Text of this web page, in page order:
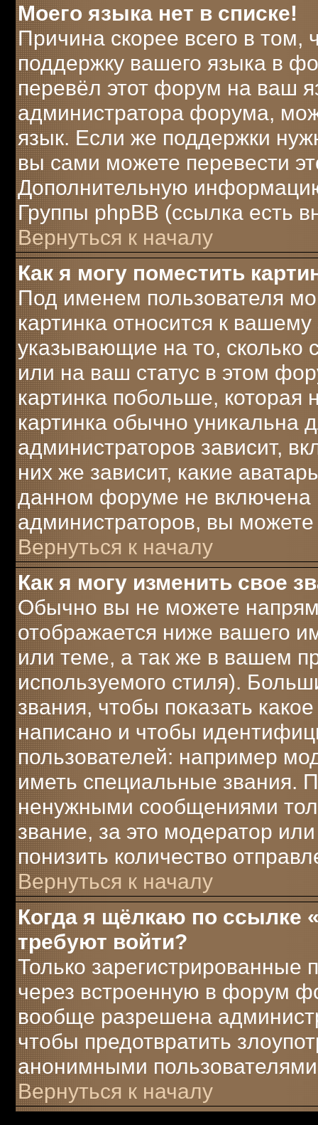
Моего языка нет в списке!
Причина скорее всего в том,
поддержку вашего языка в
перевёл этот форум на ваш
администратора форума,
язык. Если же поддержки
вы сами можете перевести
Дополнительную
Группы phpBB (ссылка есть
Вернуться к началу
Как я могу поместить
Под именем пользователя
картинка относится к
указывающие на то,
или на ваш статус в этом
картинка побольше, которая
картинка обычно уникальна
администраторов зависит,
них же зависит, какие
данном форуме не включена
администраторов, вы
Вернуться к началу
Как я могу изменить свое
Обычно вы не можете
отображается ниже вашего
или теме, а так же в вашем
используемого стиля).
звания, чтобы показать
написано и чтобы
пользователей: например
иметь специальные звания.
ненужными сообщениями
звание, за это модератор
понизить количество
Вернуться к началу
Когда я щёлкаю по ссылке
требуют войти?
Только зарегистрированные
через встроенную в форум
вообще разрешена
чтобы предотвратить
анонимными
Вернуться к началу